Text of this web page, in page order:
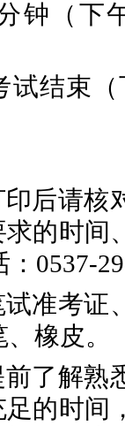
钟（下
试结束
印后请
的时间
0537-
试准考
橡皮。
前了解
的时间